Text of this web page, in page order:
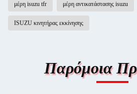
μέρη isuzu tfr μέρη αντικατάστασης isuzu
ISUZU κινητήρας εκκίνησης
Παρόμοια